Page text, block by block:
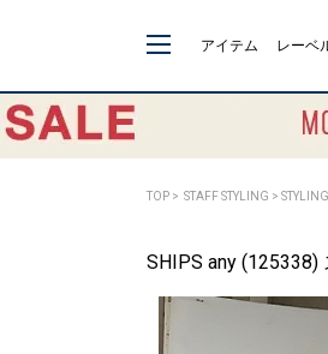
アイテム レーベ
TOP > STAFF STYLING >
SHIPS any (125338)